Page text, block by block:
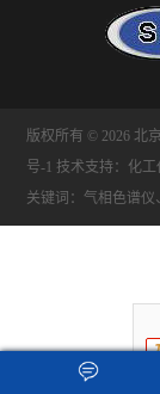
版权所有 © 2026 北
号-1 技术支持： 化工
关键词：气相色谱